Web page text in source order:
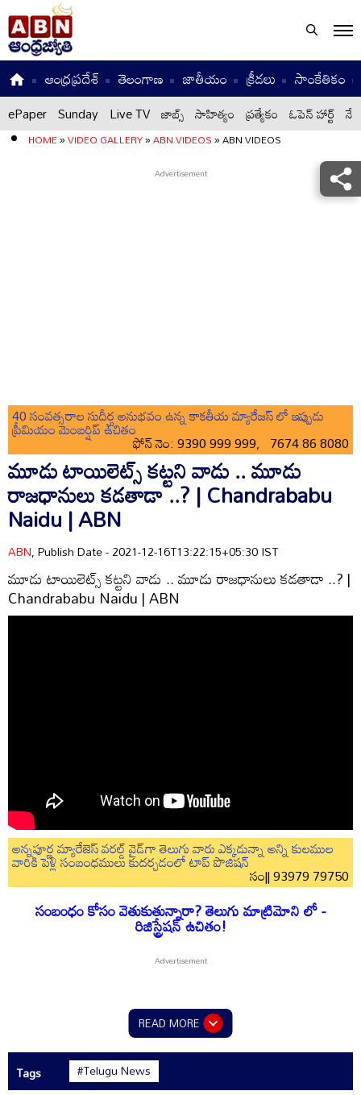
ఆంధ్రప్రదేశ్ తెలంగాణ జాతీయం క్రీడలు సాంకేతికం
ePaper Sunday Live TV జాబ్స్ సాహిత్యం ప్రత్యేకం ఓపెన్ హార్ట్
HOME»VIDEO GALLERY»ABN VIDEOS»ABN VIDEOS
40 సంవత్సరాల సుదీర్ఘ అనుభవం ఉన్న కాకతీయ మ్యారేజస్ లో ఇప్పుడు
ప్రీమియం మెంబర్షిప్ ఉచితం
ఫోన్ నెం: 9390 999 999, 7674 86 8080
మూడు టాయిలెట్స్ కట్టని వాడు .. మూడు
రాజధానులు కడతాడా ..? | Chandrababu
Naidu | ABN
ABN, Publish Date - 2021-12-16T13:22:15+05:30 IST
మూడు టాయిలెట్స్ కట్టని వాడు .. మూడు రాజధానులు కడతాడా ..? |
Chandrababu Naidu | ABN
అన్నపూర్ణ మ్యారేజెస్ వరల్డ్ వైడ్‌గా తెలుగు వారు ఎక్కడున్నా అన్ని కులముల
వారికి పెళ్లి సంబంధములు కుదర్చడంలో టాప్ పొజిషన్
సం|| 93979 79750
సంబంధం కోసం వెతుకుతున్నారా? తెలుగు మాట్రిమోని లో -
రిజిస్ట్రేషన్ ఉచితం!
READ MORE
Tags #Telugu News